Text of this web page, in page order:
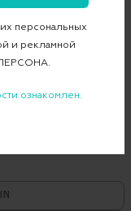
персональных
и рекламной
ПЕРСОНА.
ознакомлен.